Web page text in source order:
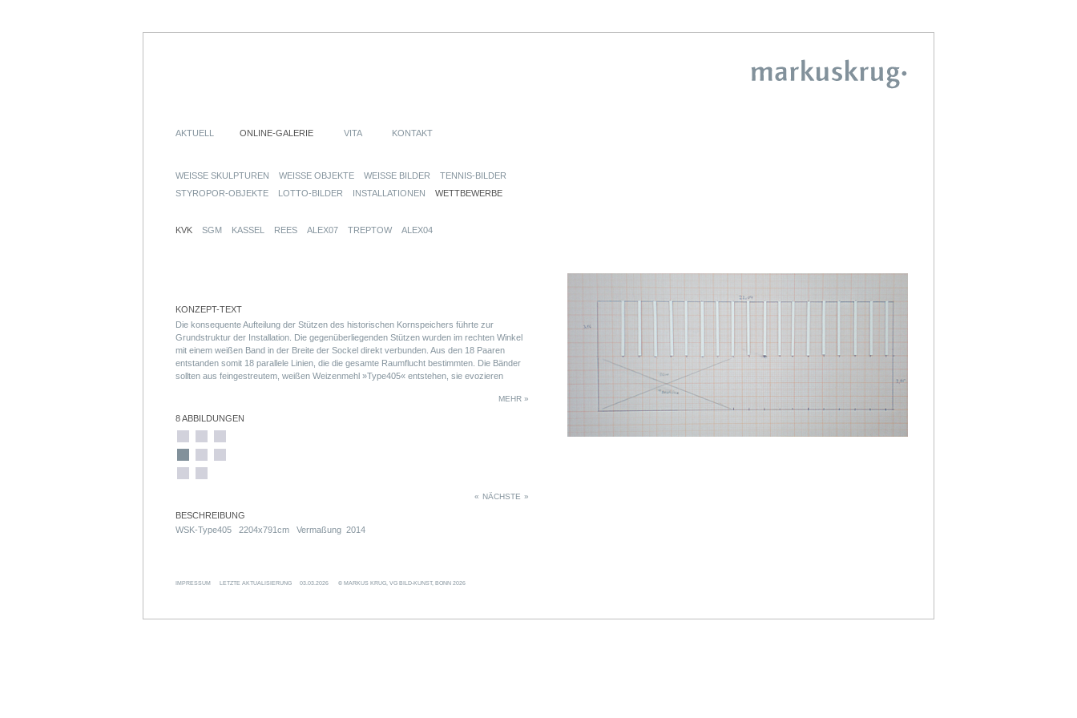
AKTUELL ONLINE-GALERIE VITA KONTAKT
WEISSE SKULPTUREN WEISSE OBJEKTE WEISSE BILDER
TENNIS-BILDER
STYROPOR-OBJEKTE
LOTTO-BILDER INSTALLATIONEN WETTBEWERBE
KVK SGM KASSEL REES ALEX07 TREPTOW ALEX04
KONZEPT-TEXT
Die konsequente Aufteilung der Stützen des historischen Kornspeichers führte zur
Grundstruktur der Installation. Die gegenüberliegenden Stützen wurden im rechten Winkel
mit einem weißen Band in der Breite der Sockel direkt verbunden. Aus den 18 Paaren
entstanden somit 18 parallele Linien, die die gesamte Raumflucht bestimmten. Die Bänder
sollten aus feingestreutem, weißen Weizenmehl »Type405« entstehen, sie evozieren
Ausstellungswoche ständig verändern. (Alternativ wurden zwei weitere Strukturen
MEHR »
8 ABBILDUNGEN
»
NÄCHSTE
«
BESCHREIBUNG
WSK-Type405 2204x791cm Vermaßung 2014
IMPRESSUM LETZTE AKTUALISIERUNG 03.03.2026 © MARKUS KRUG, VG BILD-KUNST, BONN 2026